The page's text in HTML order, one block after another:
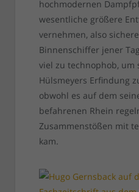
hochmodernen
wesentliche größere
vernehmen, also
Binnenschiffer jener
viel zu technophob,
Hülsmeyers Erfindung
obwohl es auf dem
befahrenen Rhein
Zusammenstößen mit
kam.